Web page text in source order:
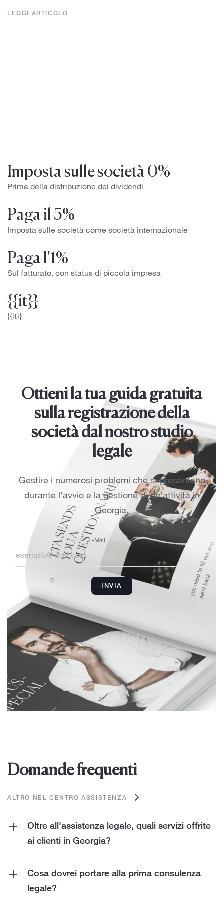
LEGGI ARTICOLO
Imposta sulle società 0%
Prima della distribuzione dei dividendi
Paga il 5%
Imposta sulle società come società internazionale
Paga l'1%
Sul fatturato, con status di piccola impresa
{{it}}
{{it}}
Ottieni la tua guida gratuita
sulla registrazione della
società dal nostro studio
legale
Gestire i numerosi problemi che si presentano
durante l'avvio e la gestione di un'attività in
Georgia.
E-Mail
INVIA
Domande frequenti
ALTRO NEL CENTRO ASSISTENZA
Oltre all'assistenza legale, quali servizi offrite
ai clienti in Georgia?
oltre all'assistenza legale. Questi includono
servizi fiscali
Cosa dovrei portare alla prima consulenza
legale?